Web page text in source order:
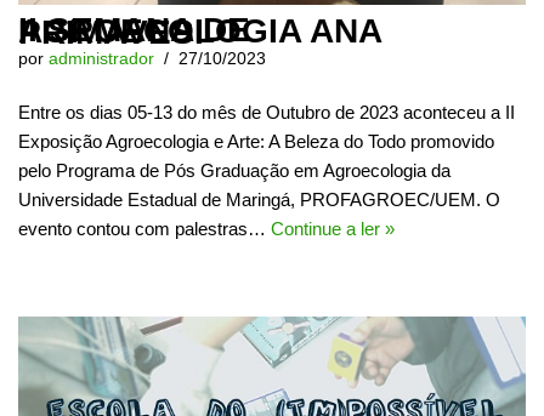
II SEMANA DE AGROECOLOGIA ANA PRIMAVESI
por administrador 27/10/2023
Entre os dias 05-13 do mês de Outubro de 2023 aconteceu a II
Exposição Agroecologia e Arte: A Beleza do Todo promovido
pelo Programa de Pós Graduação em Agroecologia da
Universidade Estadual de Maringá, PROFAGROEC/UEM. O
evento contou com palestras… Continue a ler »